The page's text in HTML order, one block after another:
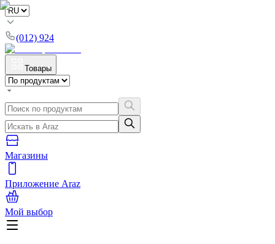
(012) 924
Товары
Магазины
Приложение Araz
Мой выбор